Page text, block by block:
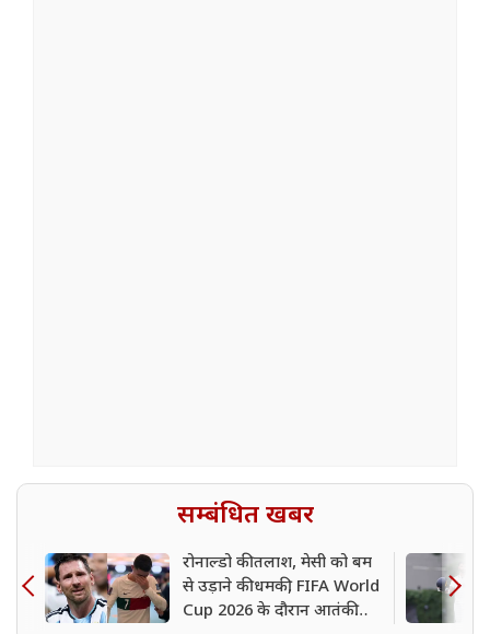
सम्बंधित खबर
रोनाल्डो की तलाश, मेसी को बम
से उड़ाने की धमकी, FIFA World
Cup 2026 के दौरान आतंकी